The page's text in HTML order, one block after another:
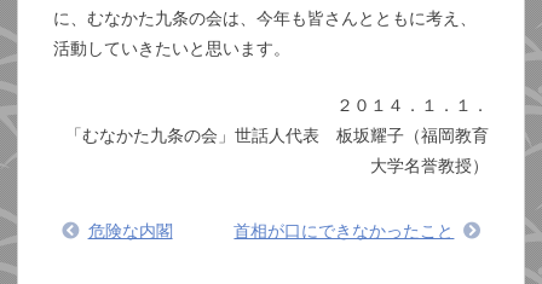
に、むなかた九条の会は、今年も皆さんとともに考え、
活動していきたいと思います。
２０１４．１．１．
「むなかた九条の会」世話人代表 板坂耀子（福岡教育
大学名誉教授）
危険な内閣 首相が口にできなかったこと